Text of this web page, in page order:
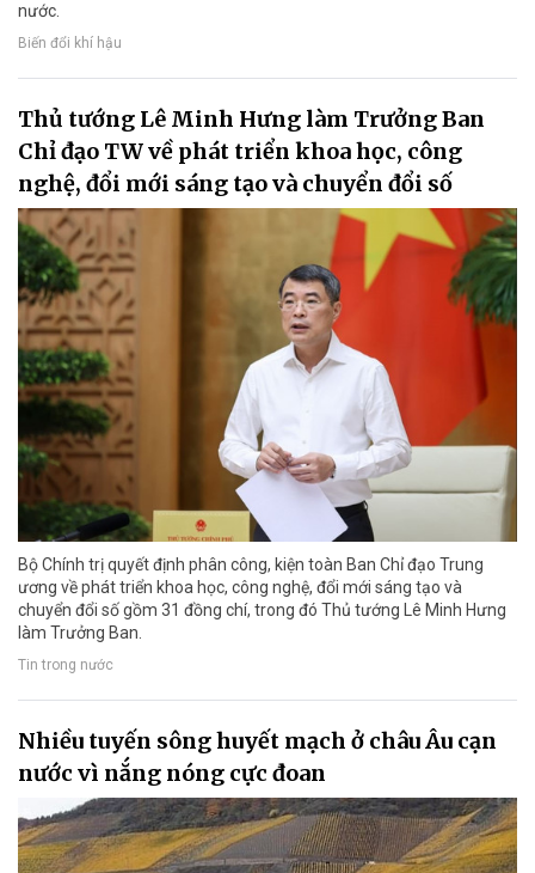
nước.
Biến đổi khí hậu
Thủ tướng Lê Minh Hưng làm Trưởng Ban
Chỉ đạo TW về phát triển khoa học, công
nghệ, đổi mới sáng tạo và chuyển đổi số
Bộ Chính trị quyết định phân công, kiện toàn Ban Chỉ đạo Trung
ương về phát triển khoa học, công nghệ, đổi mới sáng tạo và
chuyển đổi số gồm 31 đồng chí, trong đó Thủ tướng Lê Minh Hưng
làm Trưởng Ban.
Tin trong nước
Nhiều tuyến sông huyết mạch ở châu Âu cạn
nước vì nắng nóng cực đoan